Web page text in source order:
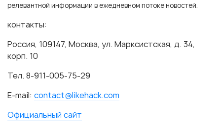
релевантной информации в ежедневном потоке новостей.
контакты:
Россия, 109147, Москва, ул. Марксистская, д. 34,
корп. 10
Тел. 8-911-005-75-29
E-mail: contact@likehack.com
Официальный сайт